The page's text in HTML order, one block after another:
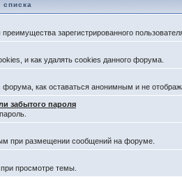
преимущества зарегистрированного
и как удалять cookies данного форума.
форума, как оставаться анонимным и не
забытого пароля
при размещении сообщений на форуме.
просмотре темы.